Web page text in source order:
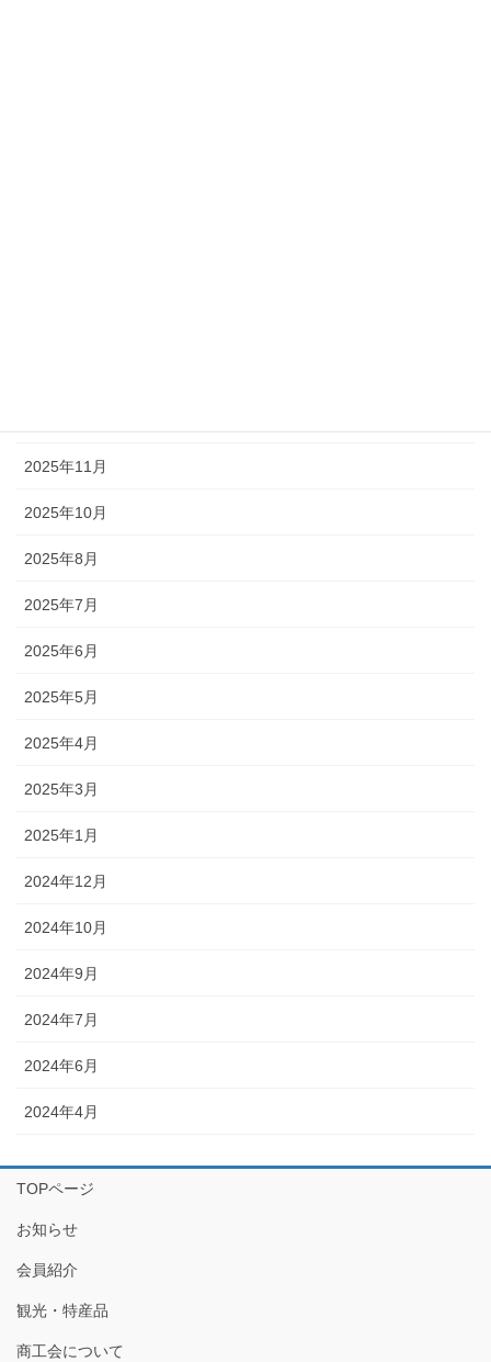
2025年11月
2025年10月
2025年8月
2025年7月
2025年6月
2025年5月
2025年4月
2025年3月
2025年1月
2024年12月
2024年10月
2024年9月
2024年7月
2024年6月
2024年4月
TOPページ
お知らせ
会員紹介
観光・特産品
商工会について